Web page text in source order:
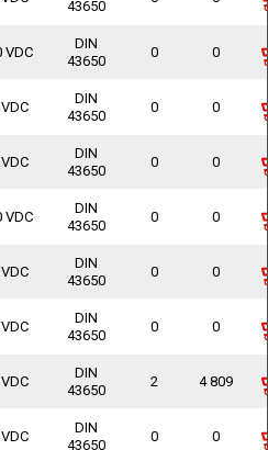
43650
VDC
DIN
43650
0 0
DIN
43650
0 0
DIN
43650
0 0
VDC
DIN
43650
0 0
DIN
43650
0 0
DIN
43650
0 0
DIN
43650
2 4 809
DIN
43650
0 0